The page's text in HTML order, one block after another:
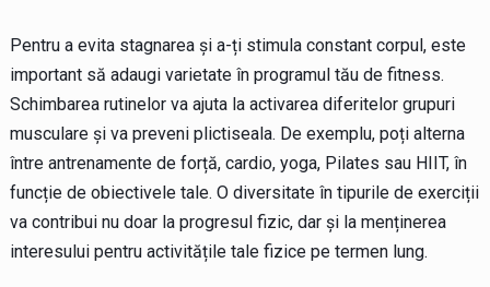
Pentru a evita stagnarea și a-ți stimula constant corpul, este
important să adaugi varietate în programul tău de fitness.
Schimbarea rutinelor va ajuta la activarea diferitelor grupuri
musculare și va preveni plictiseala. De exemplu, poți alterna
între antrenamente de forță, cardio, yoga, Pilates sau HIIT, în
funcție de obiectivele tale. O diversitate în tipurile de exerciții
va contribui nu doar la progresul fizic, dar și la menținerea
interesului pentru activitățile tale fizice pe termen lung.